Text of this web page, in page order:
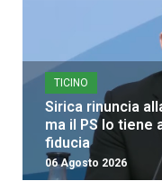
TICINO
Sirica rinuncia
ma il PS lo tiene
fiducia
06 Agosto 2026